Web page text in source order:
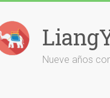
Nueve años